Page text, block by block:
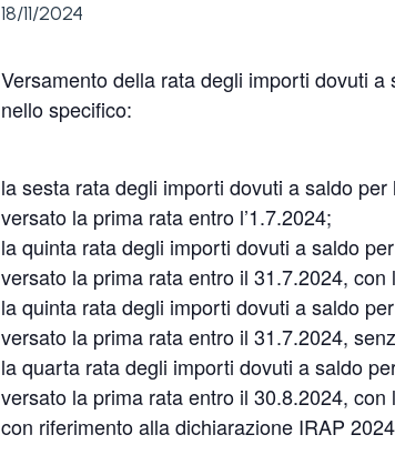
18/11/2024
Versamento della rata degli importi dovuti
nello specifico:
la sesta rata degli importi dovuti a saldo
versato la prima rata entro l’1.7.2024;
la quinta rata degli importi dovuti a saldo
versato la prima rata entro il 31.7.2024,
la quinta rata degli importi dovuti a saldo
versato la prima rata entro il 31.7.2024,
la quarta rata degli importi dovuti a saldo
versato la prima rata entro il 30.8.2024,
con riferimento alla dichiarazione IRAP